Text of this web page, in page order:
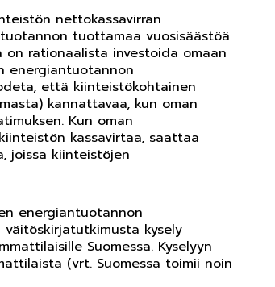
nettokassavirran
tuottamaa vuosisäästöä
on rationaalista investoida omaan
energiantuotannon
että kiinteistökohtainen
kannattavaa, kun oman
Kun oman
kassavirtaa, saattaa
joissa kiinteistöjen
energiantuotannon
kysely
Suomessa. Kyselyyn
(vrt. Suomessa toimii noin